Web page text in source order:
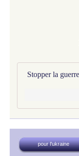
pour l'ukraine